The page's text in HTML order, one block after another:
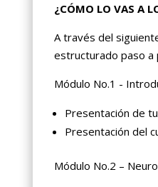
¿CÓMO LO VAS A
A través del
estructurado paso a
Módulo No.1 -
Presentación de
Presentación del
Módulo No.2 –